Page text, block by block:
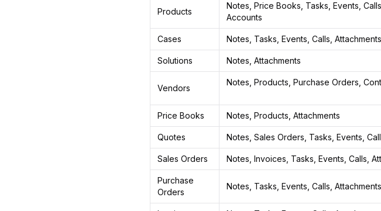
Products
Notes, Price Books, Tasks, Events,
Accounts
Cases Notes, Tasks, Events, Calls, Attachments
Solutions Notes, Attachments
Vendors
Notes, Products, Purchase Orders,
Price Books Notes, Products, Attachments
Quotes Notes, Sales Orders, Tasks, Events,
Sales Orders Notes, Invoices, Tasks, Events, Calls,
Purchase
Orders
Notes, Tasks, Events, Calls, Attachments